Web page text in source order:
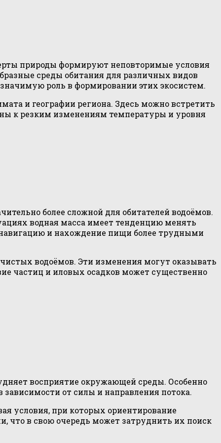
природы формируют неповторимые условия
среды обитания для различных видов
роль в формировании этих экосистем.
и географии региона. Здесь можно встретить
к резким изменениям температуры и уровня
более сложной для обитателей водоёмов.
водная масса имеет тенденцию менять
навигацию и нахождение пищи более трудными
водоёмов. Эти изменения могут оказывать
частиц и иловых осадков может существенно
восприятие окружающей среды. Особенно
от силы и направления потока.
условия, при которых ориентирование
что в свою очередь может затруднить их поиск